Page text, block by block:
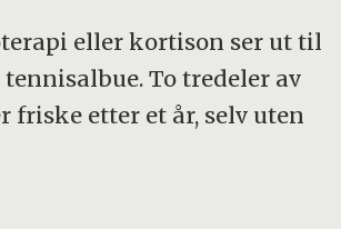
eller kortison ser ut til
To tredeler av
friske etter et år, selv uten